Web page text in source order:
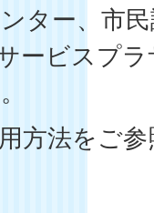
ター、市
ービスプ
方法をご